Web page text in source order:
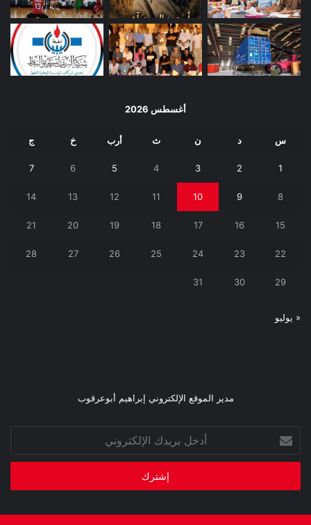
أغسطس 2026
س د ن ث أرب خ ج
1
2
3
4
5
6
7
8
9
10
11
12
13
14
15
16
17
18
19
20
21
22
23
24
25
26
27
28
29
30
31
« يوليو
مدير الموقع الإلكتروني إبراهيم أبوعرقوب
بريدك
الإلكتروني